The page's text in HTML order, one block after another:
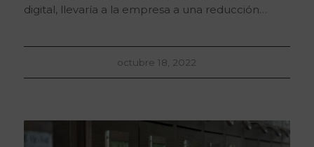
digital, llevaría a la empresa a una reducción…
octubre 18, 2022